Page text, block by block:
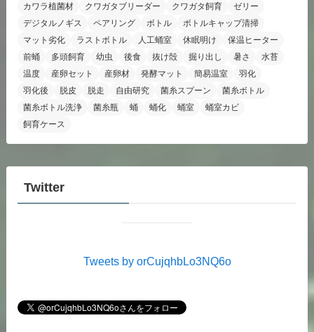
カワラ植菌材
クワガタブリーダー クワガタ飼育
ゼリー
デジタルノギス
ペアリング ボトル
ボトルキャップ清掃
マット劣化
ラストボトル 人工蛹室 休眠明け
保温ヒーター
前蛹
多頭飼育 幼虫 後食 抜け殻 掘り出し 暑さ
水苔
温度
産卵セット 産卵材 発酵マット 簡易温室
羽化
羽化後
脱皮 脱走 自由研究 菌糸スプーン
菌糸ボトル
菌糸ボトル洗浄
菌糸瓶 蛹 蛹化 蛹室
蛹室カビ
飼育ケース
Twitter
Tweets by orCujqhbLo3NQ6o